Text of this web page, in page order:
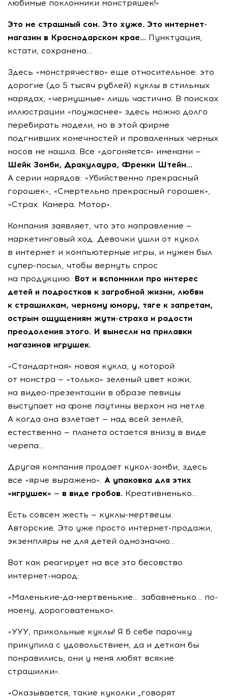
любимые поклонники монстряшек!»
Это не страшный сон. Это хуже. Это интернет-
магазин в Краснодарском крае... Пунктуация,
кстати, сохранена...
Здесь «монстрячество» еще относительное: это
дорогие (до 5 тысяч рублей) куклы в стильных
нарядах, «чернушные» лишь частично. В поисках
иллюстрации «поужаснее» здесь можно долго
перебирать модели, но в этой фирме
подгнивших конечностей и проваленных черных
носов не нашла. Все «догоняется» именами —
Шейк Зомби, Дракулаура, Френки Штейн...
А серии нарядов: «Убийственно прекрасный
горошек», «Смертельно прекрасный горошек»,
«Страх. Камера. Мотор».
Компания заявляет, что это направление —
маркетинговый ход. Девочки ушли от кукол
в интернет и компьютерные игры, и нужен был
супер-посыл, чтобы вернуть спрос
на продукцию. Вот и вспомнили про интерес
детей и подростков к загробной жизни, любви
к страшилкам, черному юмору, тяге к запретам,
острым ощущениям жути-страха и радости
преодоления этого. И вынесли на прилавки
магазинов игрушек.
«Стандартная» новая кукла, у которой
от монстра — «только» зеленый цвет кожи,
на видео-презентации в образе певицы
выступает на фоне паутины верхом на метле.
А когда она взлетает — над всей землей,
естественно — планета остается внизу в виде
черепа...
Другая компания продает кукол-зомби, здесь
все «ярче выражено». А упаковка для этих
«игрушек» — в виде гробов. Креативненько...
Есть совсем жесть — куклы-мертвецы.
Авторские. Это уже просто интернет-продажи,
экземпляры не для детей однозначно...
Вот как реагирует на все это бесовство
интернет-народ:
«Маленькие-да-мертвенькие... забавненько... по-
моему, дороговатенько».
«УУУ, прикольные куклы! Я б себе парочку
прикупила с удовольствием, да и деткам бы
понравились, они у меня любят всякие
страшилки».
«Оказывается, такие куколки „говорят